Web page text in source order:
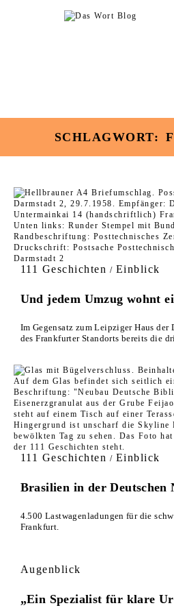
SCHLAGWORT:
111 Geschichten / Einblick
Und jedem Umzug wohnt
Im Gegensatz zum Leipziger Haus der
des Frankfurter Standorts bereits die
111 Geschichten / Einblick
Brasilien in der
4.500 Lastwagenladungen für die
Frankfurt.
Augenblick
„Ein Spezialist für klare